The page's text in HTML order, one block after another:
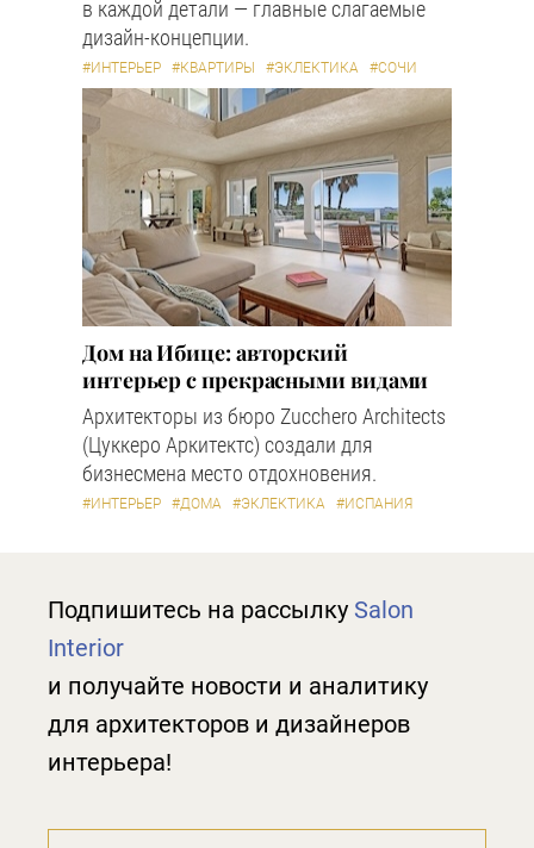
в каждой детали — главные слагаемые
дизайн-концепции.
#ИНТЕРЬЕР #КВАРТИРЫ #ЭКЛЕКТИКА #СОЧИ
Дом на Ибице: авторский
интерьер с прекрасными видами
Архитекторы из бюро Zucchero Architects
(Цуккеро Аркитектс) создали для
бизнесмена место отдохновения.
#ИНТЕРЬЕР #ДОМА #ЭКЛЕКТИКА #ИСПАНИЯ
Подпишитесь на рассылку Salon
Interior
и получайте новости и аналитику
для архитекторов и дизайнеров
интерьера!